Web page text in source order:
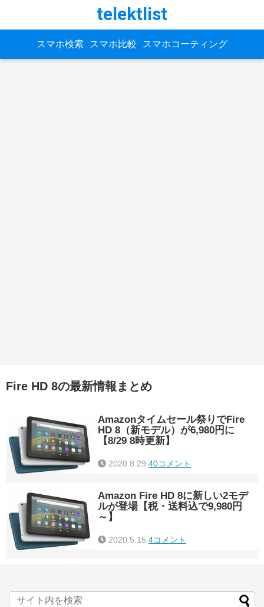
telektlist
スマホ検索 スマホ比較 スマホコーティング
Fire HD 8の最新情報まとめ
Amazonタイムセール祭りでFire
HD 8（新モデル）が6,980円に
【8/29 8時更新】
2020.8.29 40コメント
Amazon Fire HD 8に新しい2モデ
ルが登場【税・送料込で9,980円
～】
2020.5.15 4コメント